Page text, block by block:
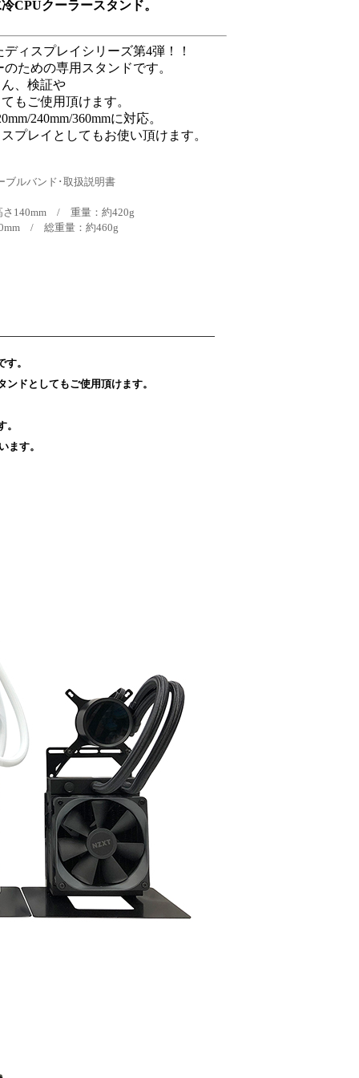
CPUクーラースタンド。
ィスプレイシリーズ第4弾！！
ための専用スタンドです。
、検証や
もご使用頂けます。
240mm/360mmに対応。
プレイとしてもお使い頂けます。
ブルバンド･取扱説明書
さ140mm / 重量：約420g
/ 総重量：約460g
。
ドとしてもご使用頂けます。
ます。